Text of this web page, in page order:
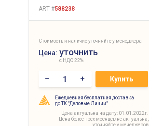
ART #588238
Стоимость и наличие уточняйте у менеджера
Цена: уточнить
с НДС 22%
– + Купить
Ежедневная бесплатная доставка
до ТК "Деловые Линии"
Цена актуальна на дату: 01.01.2022г.
Цена более трех месяцев не актуальна,
уточняйте у менеджеров